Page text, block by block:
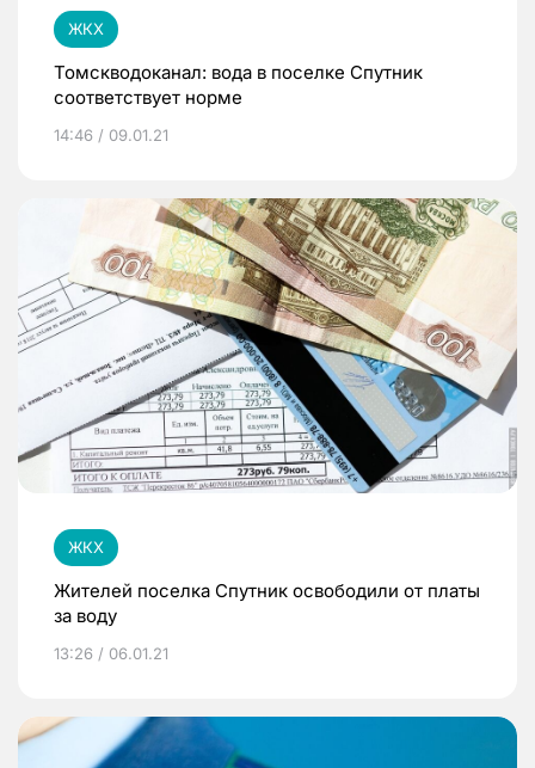
ЖКХ
Томскводоканал: вода в поселке Спутник
соответствует норме
14:46 / 09.01.21
ЖКХ
Жителей поселка Спутник освободили от платы
за воду
13:26 / 06.01.21